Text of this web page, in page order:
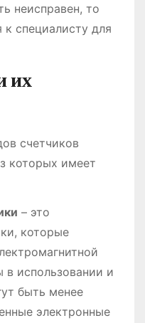
неисправен, то
к специалисту для
их
счетчиков
которых имеет
– это
которые
использовании и
быть менее
электронные